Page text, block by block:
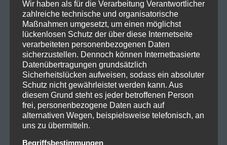
Wir haben als für die Verarbeitung Verantwortlicher
zahlreiche technische und organisatorische
Maßnahmen umgesetzt, um einen möglichst
lückenlosen Schutz der über diese Internetseite
verarbeiteten personenbezogenen Daten
sicherzustellen. Dennoch können Internetbasierte
Datenübertragungen grundsätzlich
Sicherheitslücken aufweisen, sodass ein absoluter
Schutz nicht gewährleistet werden kann. Aus
diesem Grund steht es jeder betroffenen Person
frei, personenbezogene Daten auch auf
alternativen Wegen, beispielsweise telefonisch, an
uns zu übermitteln.
Begriffsbestimmungen